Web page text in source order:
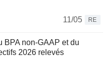
11/05
RE
BPA non-GAAP et du
2026 relevés